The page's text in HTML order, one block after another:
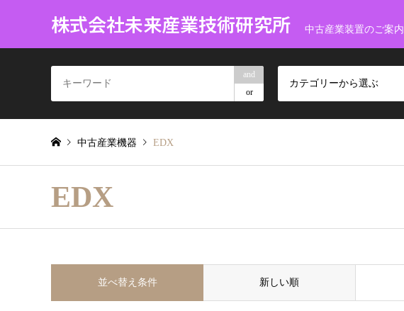
株式会社未来産業技術研究所 中古産業装置のご案内
and
or
カテゴリーから選ぶ
中古産業機器 EDX
EDX
並べ替え条件 新しい順